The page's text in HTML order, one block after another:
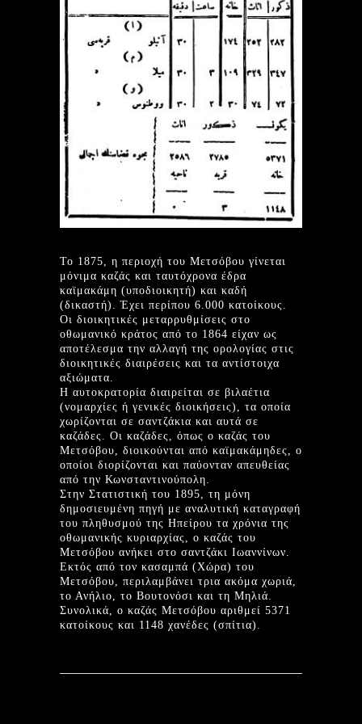
To 1875, η περιοχή του Μετσόβου γίνεται
μόνιμα καζάς και ταυτόχρονα έδρα
καϊμακάμη (υποδιοικητή) και καδή
(δικαστή). Έχει περίπου 6.000 κατοίκους.
Οι διοικητικές μεταρρυθμίσεις στο
οθωμανικό κράτος από το 1864 είχαν ως
αποτέλεσμα την αλλαγή της ορολογίας στις
διοικητικές διαιρέσεις και τα αντίστοιχα
αξιώματα.
Η αυτοκρατορία διαιρείται σε βιλαέτια
(νομαρχίες ή γενικές διοικήσεις), τα οποία
χωρίζονται σε σαντζάκια και αυτά σε
καζάδες. Οι καζάδες, όπως ο καζάς του
Μετσόβου, διοικούνται από καϊμακάμηδες, ο
οποίοι διορίζονται και παύονταν απευθείας
από την Κωνσταντινούπολη.
Στην Στατιστική του 1895, τη μόνη
δημοσιευμένη πηγή με αναλυτική καταγραφή
του πληθυσμού της Ηπείρου τα χρόνια της
οθωμανικής κυριαρχίας, ο καζάς του
Μετσόβου ανήκει στο σαντζάκι Ιωαννίνων.
Εκτός από τον κασαμπά (Χώρα) του
Μετσόβου, περιλαμβάνει τρια ακόμα χωριά,
το Ανήλιο, το Βουτονόσι και τη Μηλιά.
Συνολικά, ο καζάς Μετσόβου αριθμεί 5371
κατοίκους και 1148 χανέδες (σπίτια).